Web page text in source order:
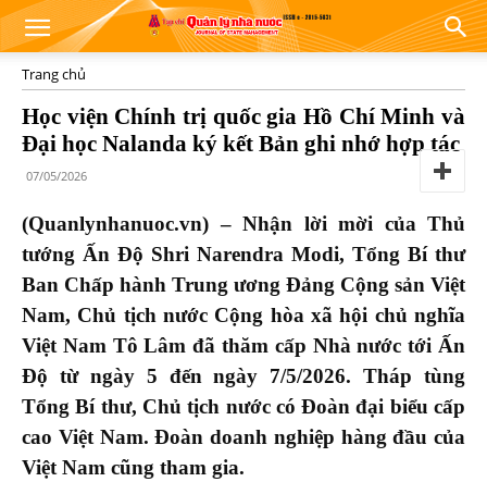
Trang chủ
Học viện Chính trị quốc gia Hồ Chí Minh và
Đại học Nalanda ký kết Bản ghi nhớ hợp tác
07/05/2026
(Quanlynhanuoc.vn) – Nhận lời mời của Thủ
tướng Ấn Độ Shri Narendra Modi, Tổng Bí thư
Ban Chấp hành Trung ương Đảng Cộng sản Việt
Nam, Chủ tịch nước Cộng hòa xã hội chủ nghĩa
Việt Nam Tô Lâm đã thăm cấp Nhà nước tới Ấn
Độ từ ngày 5 đến ngày 7/5/2026. Tháp tùng
Tổng Bí thư, Chủ tịch nước có Đoàn đại biểu cấp
cao Việt Nam. Đoàn doanh nghiệp hàng đầu của
Việt Nam cũng tham gia.